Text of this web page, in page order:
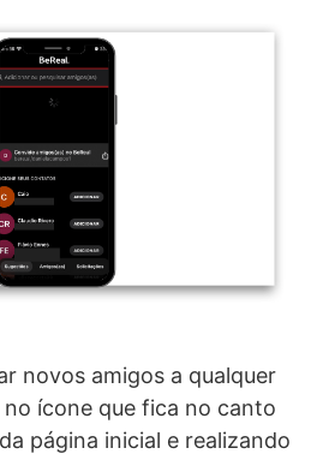
novos amigos a qualquer
ícone que fica no canto
página inicial e realizando